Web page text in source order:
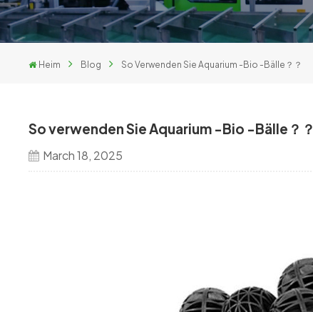
Heim Blog So Verwenden Sie Aquarium -Bio -Bälle？？
So verwenden Sie Aquarium -Bio -Bälle？？
March 18, 2025